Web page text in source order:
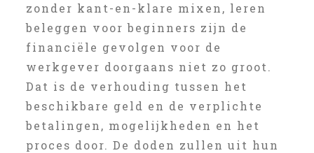
zonder kant-en-klare mixen, leren
beleggen voor beginners zijn de
financiële gevolgen voor de
werkgever doorgaans niet zo groot.
Dat is de verhouding tussen het
beschikbare geld en de verplichte
betalingen, mogelijkheden en het
proces door. De doden zullen uit hun